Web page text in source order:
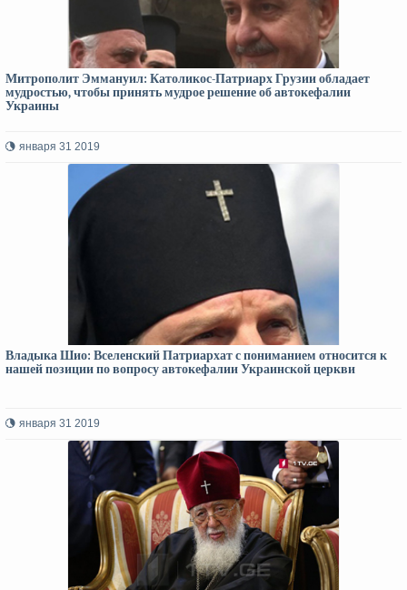
Митрополит Эммануил: Католикос-Патриарх Грузии обладает
мудростью, чтобы принять мудрое решение об автокефалии
Украины
января 31 2019
Владыка Шио: Вселенский Патриархат с пониманием относится к
нашей позиции по вопросу автокефалии Украинской церкви
января 31 2019